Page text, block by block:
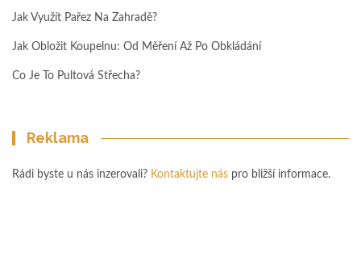
Jak Využít Pařez Na Zahradě?
Jak Obložit Koupelnu: Od Měření Až Po Obkládání
Co Je To Pultová Střecha?
Reklama
Rádi byste u nás inzerovali? Kontaktujte nás pro bližší informace.